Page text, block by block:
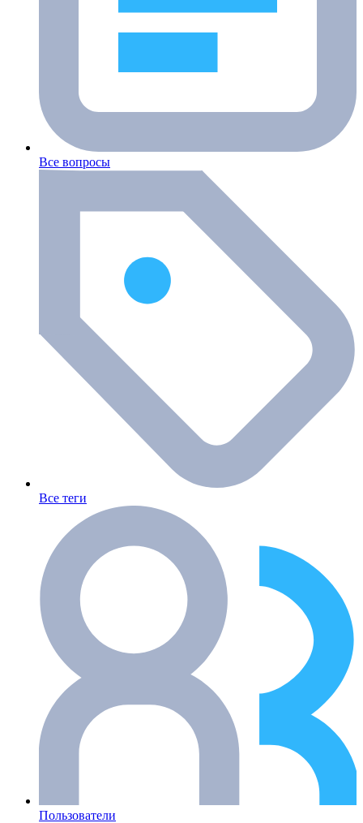
Все вопросы
Все теги
Пользователи